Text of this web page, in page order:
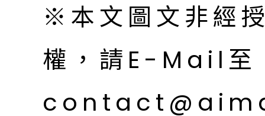
※本文圖文非經
權，請E-Mail至